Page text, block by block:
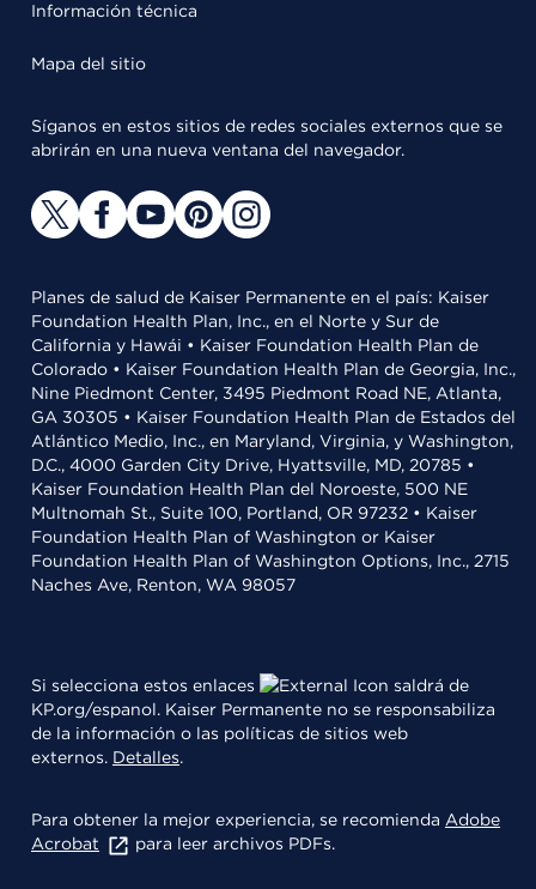
Información técnica
Mapa del sitio
Síganos en estos sitios de redes sociales externos que se
abrirán en una nueva ventana del navegador.
Planes de salud de Kaiser Permanente en el país: Kaiser
Foundation Health Plan, Inc., en el Norte y Sur de
California y Hawái • Kaiser Foundation Health Plan de
Colorado • Kaiser Foundation Health Plan de Georgia, Inc.,
Nine Piedmont Center, 3495 Piedmont Road NE, Atlanta,
GA 30305 • Kaiser Foundation Health Plan de Estados del
Atlántico Medio, Inc., en Maryland, Virginia, y Washington,
D.C., 4000 Garden City Drive, Hyattsville, MD, 20785 •
Kaiser Foundation Health Plan del Noroeste, 500 NE
Multnomah St., Suite 100, Portland, OR 97232 • Kaiser
Foundation Health Plan of Washington or Kaiser
Foundation Health Plan of Washington Options, Inc., 2715
Naches Ave, Renton, WA 98057
Si selecciona estos enlaces
saldrá de
KP.org/espanol. Kaiser Permanente no se responsabiliza
de la información o las políticas de sitios web
externos. Detalles.
Para obtener la mejor experiencia, se recomienda Adobe
Acrobat
para leer archivos PDFs.